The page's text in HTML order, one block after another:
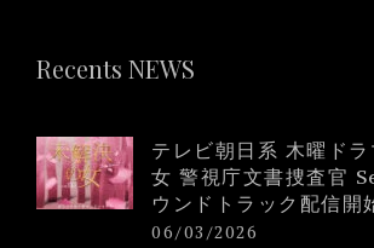
Recents NEWS
テレビ朝日系 木曜ド
女 警視庁文書捜査官
ウンドトラック配信開
06/03/2026